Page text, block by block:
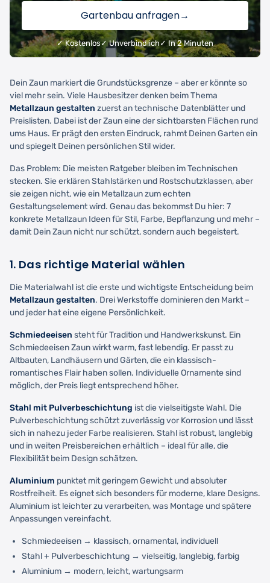
Gartenbau anfragen→
✓ Kostenlos✓ Unverbindlich ✓ In 2 Minuten
Dein Zaun markiert die Grundstücksgrenze – aber er könnte so
viel mehr sein. Viele Hausbesitzer denken beim Thema
Metallzaun gestalten zuerst an technische Datenblätter und
Preislisten. Dabei ist der Zaun eine der sichtbarsten Flächen rund
ums Haus. Er prägt den ersten Eindruck, rahmt Deinen Garten ein
und spiegelt Deinen persönlichen Stil wider.
Das Problem: Die meisten Ratgeber bleiben im Technischen
stecken. Sie erklären Stahlstärken und Rostschutzklassen, aber
sie zeigen nicht, wie ein Metallzaun zum echten
Gestaltungselement wird. Genau das bekommst Du hier: 7
konkrete Metallzaun Ideen für Stil, Farbe, Bepflanzung und mehr –
damit Dein Zaun nicht nur schützt, sondern auch begeistert.
1. Das richtige Material wählen
Die Materialwahl ist die erste und wichtigste Entscheidung beim
Metallzaun gestalten. Drei Werkstoffe dominieren den Markt –
und jeder hat eine eigene Persönlichkeit.
Schmiedeeisen steht für Tradition und Handwerkskunst. Ein
Schmiedeeisen Zaun wirkt warm, fast lebendig. Er passt zu
Altbauten, Landhäusern und Gärten, die ein klassisch-
romantisches Flair haben sollen. Individuelle Ornamente sind
möglich, der Preis liegt entsprechend höher.
Stahl mit Pulverbeschichtung ist die vielseitigste Wahl. Die
Pulverbeschichtung schützt zuverlässig vor Korrosion und lässt
sich in nahezu jeder Farbe realisieren. Stahl ist robust, langlebig
und in weiten Preisbereichen erhältlich – ideal für alle, die
Flexibilität beim Design schätzen.
Aluminium punktet mit geringem Gewicht und absoluter
Rostfreiheit. Es eignet sich besonders für moderne, klare Designs.
Aluminium ist leichter zu verarbeiten, was Montage und spätere
Anpassungen vereinfacht.
Schmiedeeisen → klassisch, ornamental, individuell
Stahl + Pulverbeschichtung → vielseitig, langlebig, farbig
Aluminium → modern, leicht, wartungsarm